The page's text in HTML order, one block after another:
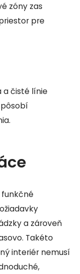
zóny zas
pre
a čisté línie
funkčné
a zároveň
Takéto
interiér nemusí